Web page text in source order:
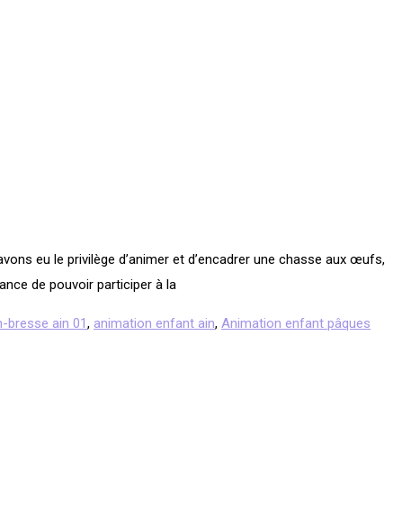
eu le privilège d’animer et d’encadrer une chasse aux œufs,
de pouvoir participer à la
bresse ain 01, animation enfant ain, Animation enfant pâques